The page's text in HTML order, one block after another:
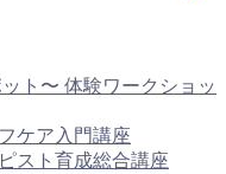
ト〜 体験ワークショッ
ケア入門講座
スト育成総合講座